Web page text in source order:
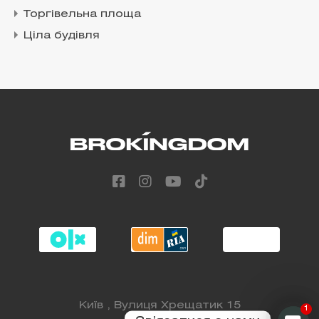
Торгівельна площа
Ціла будівля
Київ , Вулиця Хрещатик 15 1